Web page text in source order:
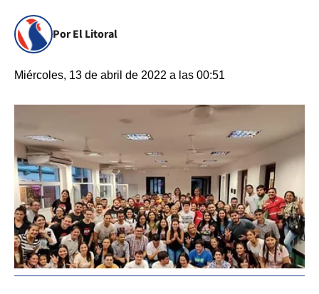
Por El Litoral
Miércoles, 13 de abril de 2022 a las 00:51